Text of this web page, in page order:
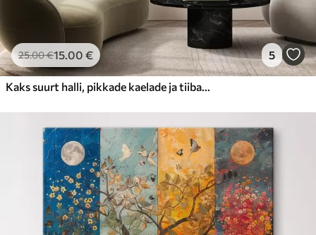
25.00€15.00 € 5
Kaks suurt halli, pikkade kaelade ja tiibadega kraanat, mis seisavad puudest ümbritsetud udujärves